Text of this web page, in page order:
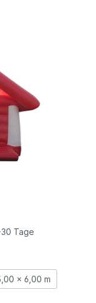
Tage
x 6,00 m